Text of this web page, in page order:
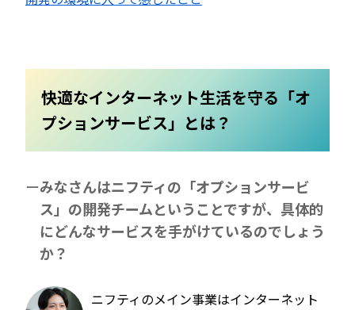
快適なインターネット生活を守る「オ
プションサービス」とは？
みなさんはニフティの「オプションサービ
ス」の開発チームということですが、具体的
にどんなサービスを手がけているのでしょう
か？
ニフティのメイン事業はインターネット